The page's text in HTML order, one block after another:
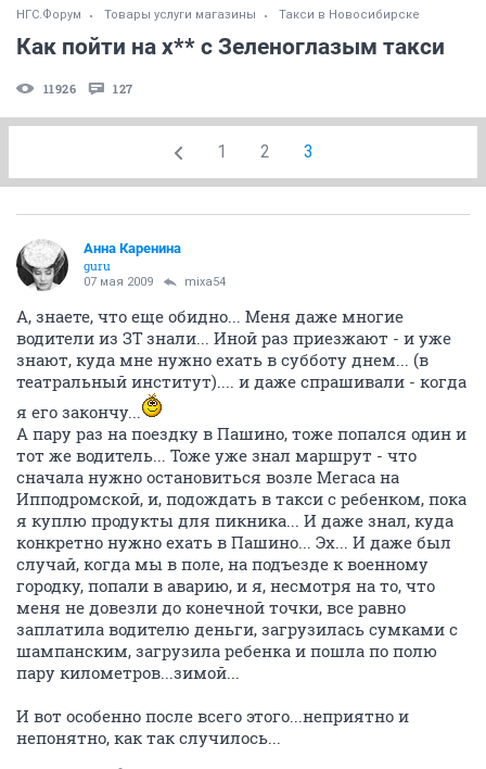
НГС.Форум Товары услуги магазины Такси в Новосибирске
Как пойти на х** с Зеленоглазым такси
11926 127
1 2 3
Анна Каренина
guru
07 мая 2009 mixa54
А, знаете, что еще обидно... Меня даже многие
водители из ЗТ знали... Иной раз приезжают - и уже
знают, куда мне нужно ехать в субботу днем... (в
театральный институт).... и даже спрашивали - когда
я его закончу...
А пару раз на поездку в Пашино, тоже попался один и
тот же водитель... Тоже уже знал маршрут - что
сначала нужно остановиться возле Мегаса на
Ипподромской, и, подождать в такси с ребенком, пока
я куплю продукты для пикника... И даже знал, куда
конкретно нужно ехать в Пашино... Эх... И даже был
случай, когда мы в поле, на подъезде к военному
городку, попали в аварию, и я, несмотря на то, что
меня не довезли до конечной точки, все равно
заплатила водителю деньги, загрузилась сумками с
шампанским, загрузила ребенка и пошла по полю
пару километров...зимой...
И вот особенно после всего этого...неприятно и
непонятно, как так случилось...